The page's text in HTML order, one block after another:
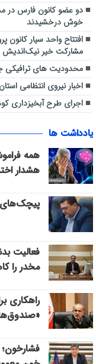
دو عضو کانون فارس در
خوش درخشیدند
مشارکت خیر نیک‌اندیش
محدودیت های ترافیکی
اخبار نیروی انتظامی استان فارس /
اجرای طرح آبخیزداری
یادداشت ها
همه
هشدار
فعالیت
مخدر را
راهکاری